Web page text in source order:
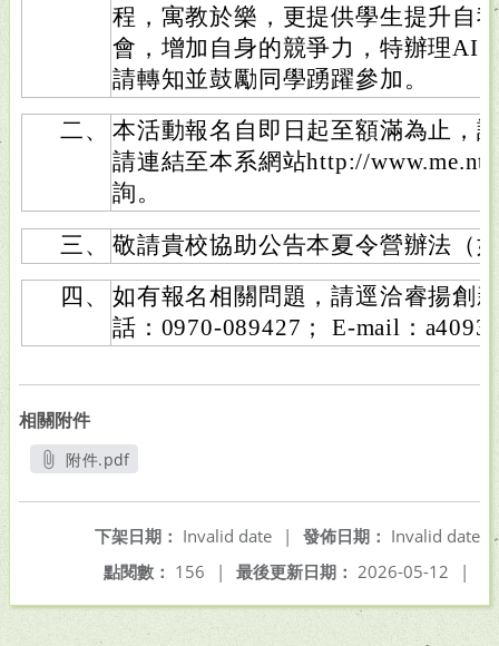
程，寓教於樂，更提供學生提升自
會，增加自身的競爭力，特辦理AI
請轉知並鼓勵同學踴躍參加。
二、
本活動報名自即日起至額滿為止，
請連結至本系網站http://
詢。
三、
敬請貴校協助公告本夏令營辦法（
四、
如有報名相關問題，請逕洽睿揚創
話：0970-089427； E-mail：
相關附件
附件.pdf
發佈日期： Invalid date
下架日期： Invalid date
|
最後更新日期： 2026-05-12 |
點閱數： 156 |